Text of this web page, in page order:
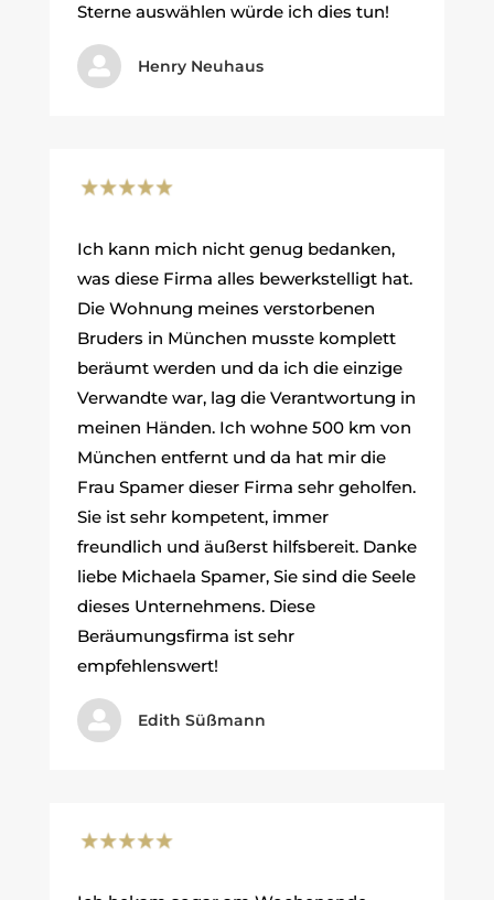
Sterne auswählen würde ich dies tun!
 Henry Neuhaus
Ich kann mich nicht genug bedanken,
was diese Firma alles bewerkstelligt hat.
Die Wohnung meines verstorbenen
Bruders in München musste komplett
beräumt werden und da ich die einzige
Verwandte war, lag die Verantwortung in
meinen Händen. Ich wohne 500 km von
München entfernt und da hat mir die
Frau Spamer dieser Firma sehr geholfen.
Sie ist sehr kompetent, immer
freundlich und äußerst hilfsbereit. Danke
liebe Michaela Spamer, Sie sind die Seele
dieses Unternehmens. Diese
Beräumungsfirma ist sehr
empfehlenswert!
 Edith Süßmann